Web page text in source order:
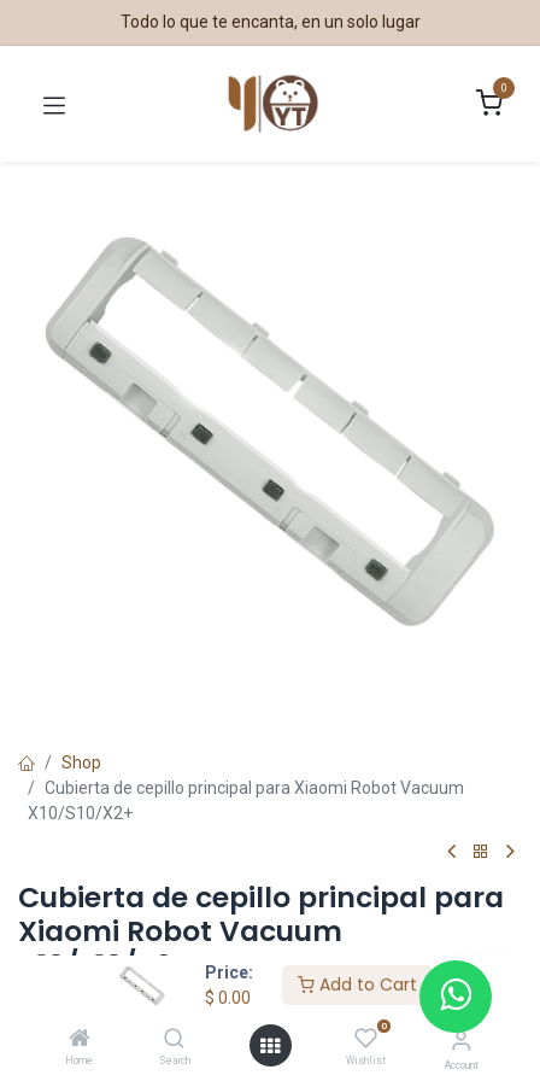
Price:
$ 0.00
Add to Cart
Home Search
0
Wishlist Account
Todo lo que te encanta, en un solo lugar
0
Shop
Cubierta de cepillo principal para Xiaomi Robot Vacuum
X10/S10/X2+
Cubierta de cepillo principal para
Xiaomi Robot Vacuum
X10/S10/X2+